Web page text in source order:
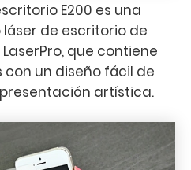
E200 es una
de escritorio de
que contiene
un diseño fácil de
artística.